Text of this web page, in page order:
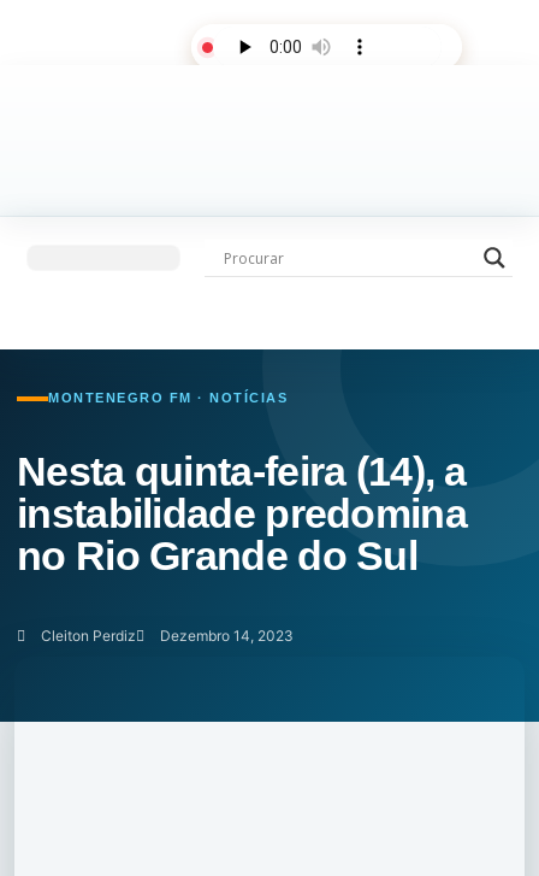
MONTENEGRO FM · NOTÍCIAS
Nesta quinta-feira (14), a
instabilidade predomina
no Rio Grande do Sul
Cleiton Perdiz Dezembro 14, 2023